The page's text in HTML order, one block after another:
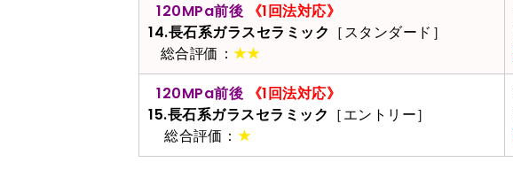
120MPa前後
《1回法対応》
14.長石系ガラスセラミック ［スタンダード］
総合評価： ★★
120MPa前後
《1回法対応》
15.長石系ガラスセラミック ［エントリー］
総合評価： ★